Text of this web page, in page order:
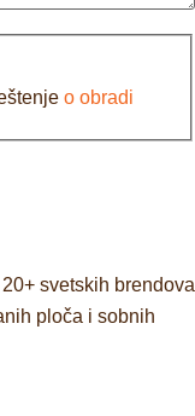
o obradi
svetskih brendova
ploča i sobnih